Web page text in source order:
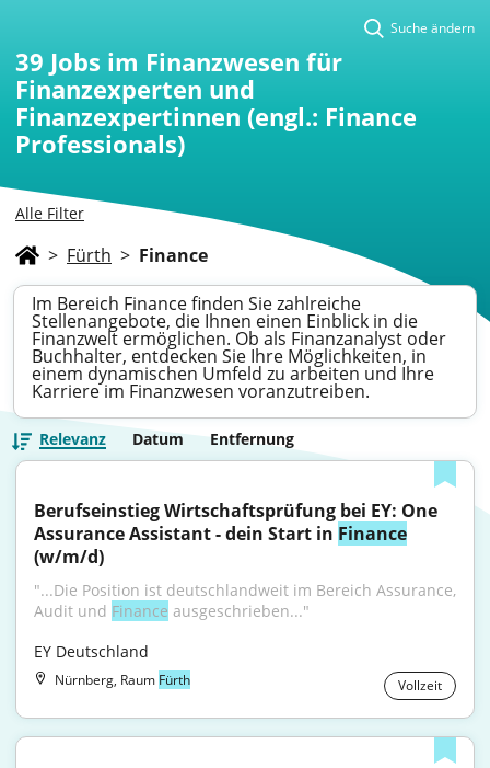
Alle Filter
Suche ändern
39 Jobs im Finanzwesen für
Finanzexperten und
Finanzexpertinnen (engl.: Finance
Professionals)
> Fürth > Finance
Im Bereich Finance finden Sie zahlreiche
Stellenangebote, die Ihnen einen Einblick in die
Finanzwelt ermöglichen. Ob als Finanzanalyst oder
Buchhalter, entdecken Sie Ihre Möglichkeiten, in
einem dynamischen Umfeld zu arbeiten und Ihre
Karriere im Finanzwesen voranzutreiben.
Relevanz Datum Entfernung
Berufseinstieg Wirtschaftsprüfung bei EY: One
Assurance Assistant - dein Start in Finance
(w/m/d)
"...Die Position ist deutschlandweit im Bereich Assurance,
Audit und Finance ausgeschrieben..."
EY Deutschland
Nürnberg, Raum Fürth Vollzeit